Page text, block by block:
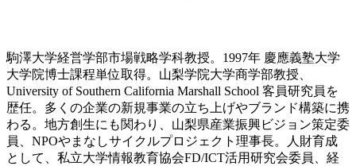
駒澤大学経営学部市場戦略学科教授。1997年 慶應義塾大学
大学院博士課程単位取得。山梨学院大学商学部教授、
University of Southern California Marshall School 客員研究員を
歴任。多くの企業の新規事業の立ち上げやブランド構築に携
わる。地方創生にも関わり、山梨県産業振興ビジョン策定委
員、NPOやまなしサイクルプロジェクト理事長。人財育成
として、私立大学情報教育協会FD/ICT活用研究会委員、経